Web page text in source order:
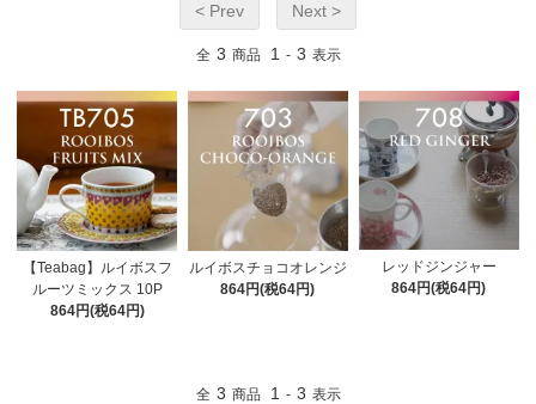
< Prev Next >
全 3 商品 1 - 3 表示
【Teabag】ルイボスフ
ルーツミックス 10P
864円(税64円)
ルイボスチョコオレンジ
864円(税64円)
レッドジンジャー
864円(税64円)
全 3 商品 1 - 3 表示